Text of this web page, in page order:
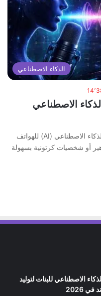
الذكاء الاصطناعي
الاصطناعي
استعرض أفضل تطبيقات تغيير الصوت بالذكاء الاصطناعي (AI) للهواتف
أو شخصيات كرتونية بسهولة
الذكاء الاصطناعي للبنات لتوليد
2026